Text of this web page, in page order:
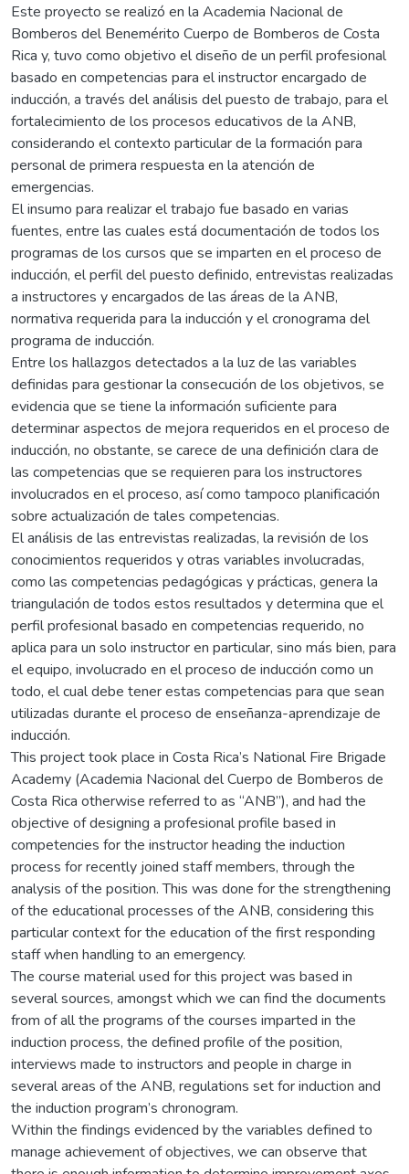
Este proyecto se realizó en la Academia Nacional de
Bomberos del Benemérito Cuerpo de Bomberos de Costa
Rica y, tuvo como objetivo el diseño de un perfil profesional
basado en competencias para el instructor encargado de
inducción, a través del análisis del puesto de trabajo, para el
fortalecimiento de los procesos educativos de la ANB,
considerando el contexto particular de la formación para
personal de primera respuesta en la atención de
emergencias.
El insumo para realizar el trabajo fue basado en varias
fuentes, entre las cuales está documentación de todos los
programas de los cursos que se imparten en el proceso de
inducción, el perfil del puesto definido, entrevistas realizadas
a instructores y encargados de las áreas de la ANB,
normativa requerida para la inducción y el cronograma del
programa de inducción.
Entre los hallazgos detectados a la luz de las variables
definidas para gestionar la consecución de los objetivos, se
evidencia que se tiene la información suficiente para
determinar aspectos de mejora requeridos en el proceso de
inducción, no obstante, se carece de una definición clara de
las competencias que se requieren para los instructores
involucrados en el proceso, así como tampoco planificación
sobre actualización de tales competencias.
El análisis de las entrevistas realizadas, la revisión de los
conocimientos requeridos y otras variables involucradas,
como las competencias pedagógicas y prácticas, genera la
triangulación de todos estos resultados y determina que el
perfil profesional basado en competencias requerido, no
aplica para un solo instructor en particular, sino más bien, para
el equipo, involucrado en el proceso de inducción como un
todo, el cual debe tener estas competencias para que sean
utilizadas durante el proceso de enseñanza-aprendizaje de
inducción.
This project took place in Costa Rica’s National Fire Brigade
Academy (Academia Nacional del Cuerpo de Bomberos de
Costa Rica otherwise referred to as “ANB”), and had the
objective of designing a profesional profile based in
competencies for the instructor heading the induction
process for recently joined staff members, through the
analysis of the position. This was done for the strengthening
of the educational processes of the ANB, considering this
particular context for the education of the first responding
staff when handling to an emergency.
The course material used for this project was based in
several sources, amongst which we can find the documents
from of all the programs of the courses imparted in the
induction process, the defined profile of the position,
interviews made to instructors and people in charge in
several areas of the ANB, regulations set for induction and
the induction program’s chronogram.
Within the findings evidenced by the variables defined to
manage achievement of objectives, we can observe that